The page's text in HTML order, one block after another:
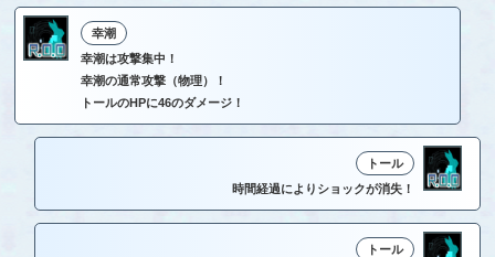
幸潮
幸潮は攻撃集中！
幸潮の通常攻撃（物理）！
トールのHPに46のダメージ！
トール
時間経過によりショックが消失！
トール